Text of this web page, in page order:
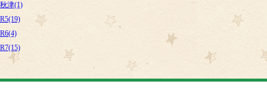
秋津(1)
R5(19)
R6(4)
R7(15)